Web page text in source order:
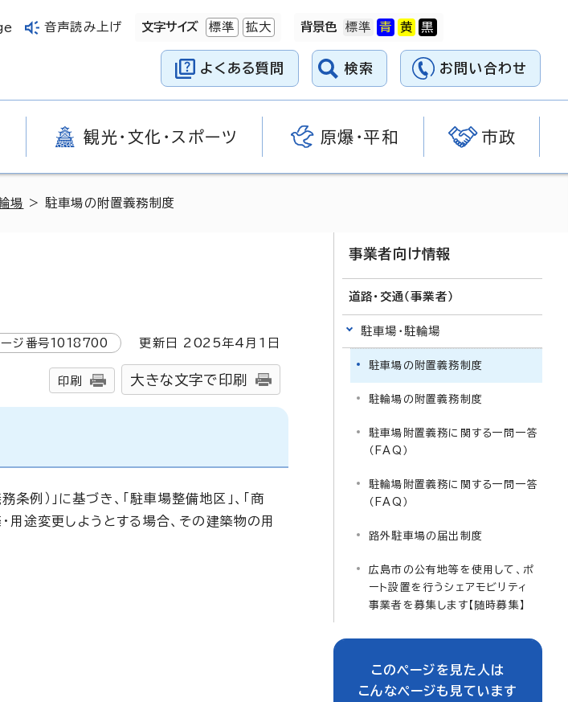
音声読み上げ 文字サイズ 標準 拡大 背景色
よくある質問 検索 お問い合わせ
観光・文化・スポーツ 原爆・平和 市政
場 > 駐車場の附置義務制度
ジ番号1018700 更新日 2025年4月1日
印刷 大きな文字で印刷
例）」に基づき、「駐車場整備地区」、「商
用途変更しようとする場合、その建築物の用
事業者向け情報
道路・交通（事業者）
駐車場・駐輪場
駐車場の附置義務制度
駐輪場の附置義務制度
駐車場附置義務に関する一問一答
（FAQ）
駐輪場附置義務に関する一問一答
（FAQ）
路外駐車場の届出制度
広島市の公有地等を使用して、ポ
ート設置を行うシェアモビリティ
事業者を募集します【随時募集】
このページを見た人は
こんなページも見ています